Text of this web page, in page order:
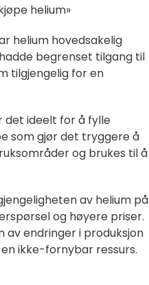
helium»
helium hovedsakelig
begrenset tilgang til
tilgjengelig for en
det ideelt for å fylle
som gjør det tryggere å
og brukes til å
av helium på
og høyere priser.
endringer i produksjon
ikke-fornybar ressurs.